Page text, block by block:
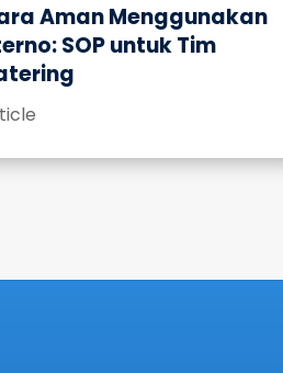
Aman Menggunakan
SOP untuk Tim